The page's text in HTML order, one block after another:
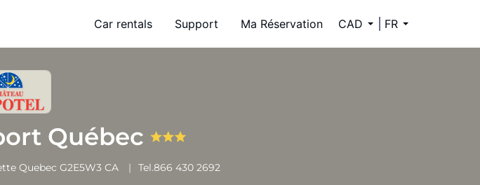
Car rentals Support Ma Réservation CAD FR
Québec
Quebec G2E5W3 CA Tel.866 430 2692
Conditions de l'hôtel